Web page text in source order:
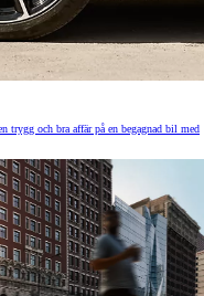
trygg och bra affär på en begagnad bil med